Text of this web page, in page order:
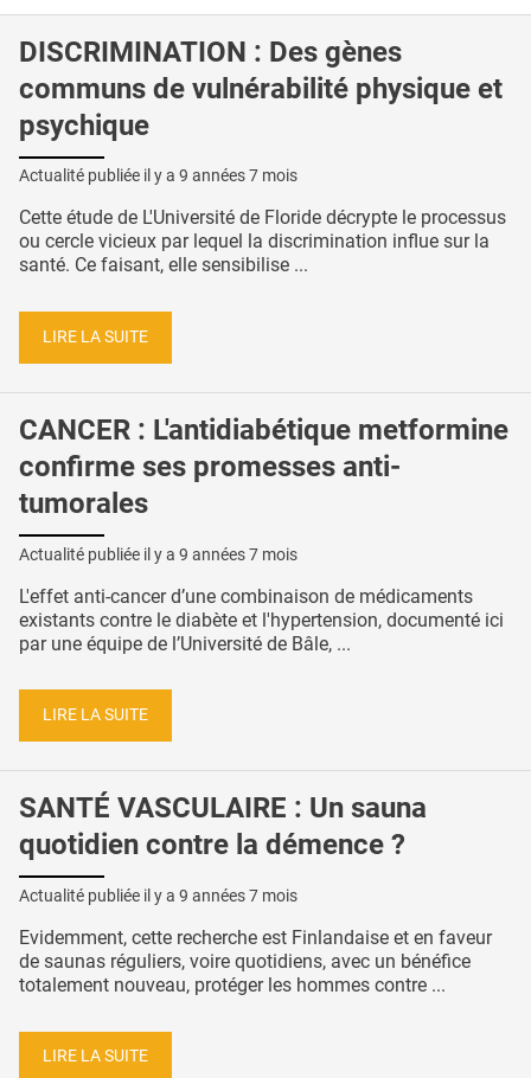
DISCRIMINATION : Des gènes
communs de vulnérabilité physique et
psychique
Actualité publiée il y a 9 années 7 mois
Cette étude de L'Université de Floride décrypte le processus
ou cercle vicieux par lequel la discrimination influe sur la
santé. Ce faisant, elle sensibilise ...
LIRE LA SUITE
CANCER : L'antidiabétique metformine
confirme ses promesses anti-
tumorales
Actualité publiée il y a 9 années 7 mois
L'effet anti-cancer d’une combinaison de médicaments
existants contre le diabète et l'hypertension, documenté ici
par une équipe de l’Université de Bâle, ...
LIRE LA SUITE
SANTÉ VASCULAIRE : Un sauna
quotidien contre la démence ?
Actualité publiée il y a 9 années 7 mois
Evidemment, cette recherche est Finlandaise et en faveur
de saunas réguliers, voire quotidiens, avec un bénéfice
totalement nouveau, protéger les hommes contre ...
LIRE LA SUITE